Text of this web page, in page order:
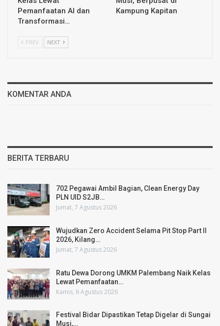
Pemanfaatan AI dan
Transformasi…
Kampung Kapitan
PREV NEXT
KOMENTAR ANDA
BERITA TERBARU
702 Pegawai Ambil Bagian, Clean Energy Day
PLN UID S2JB…
Jumat, 7 Agustus 2026
Wujudkan Zero Accident Selama Pit Stop Part II
2026, Kilang…
Jumat, 7 Agustus 2026
Ratu Dewa Dorong UMKM Palembang Naik Kelas
Lewat Pemanfaatan…
Kamis, 6 Agustus 2026
Festival Bidar Dipastikan Tetap Digelar di Sungai
Musi,…